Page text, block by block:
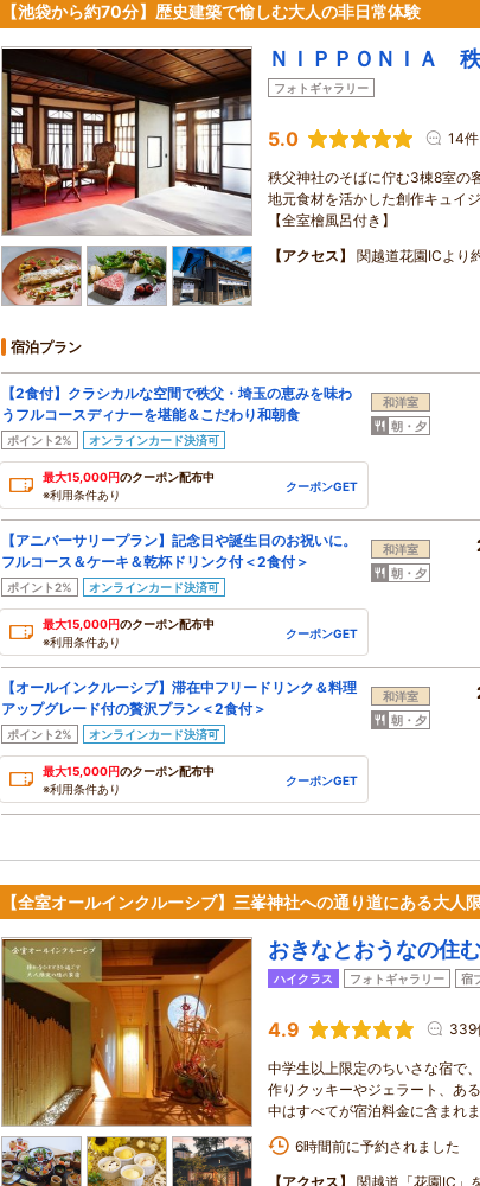
【池袋から約70分】歴史建築で愉しむ大人の非日常体験
ＮＩＰＰＯＮＩＡ
フォトギャラリー
5.0 14件
秩父神社のそばに佇む3棟8室の
地元食材を活かした創作キュイ
【全室檜風呂付き】
【アクセス】
関越道花園ICより
宿泊プラン
【2食付】クラシカルな空間で秩父・埼玉の恵みを味わ
うフルコースディナーを堪能＆こだわり和朝食
ポイント2% オンラインカード決済可
最大15,000円のクーポン配布中
※利用条件あり
クーポンGET
和洋室
朝・夕
【アニバーサリープラン】記念日や誕生日のお祝いに。
フルコース＆ケーキ＆乾杯ドリンク付＜2食付＞
ポイント2% オンラインカード決済可
最大15,000円のクーポン配布中
※利用条件あり
クーポンGET
和洋室
朝・夕
【オールインクルーシブ】滞在中フリードリンク＆料理
アップグレード付の贅沢プラン＜2食付＞
ポイント2% オンラインカード決済可
最大15,000円のクーポン配布中
※利用条件あり
クーポンGET
和洋室
朝・夕
【全室オールインクルーシブ】三峯神社への通り道にある大人
おきなとおうなの住
ハイクラス フォトギャラリー 宿
4.9 339
中学生以上限定のちいさな宿で
作りクッキーやジェラート、あ
中はすべてが宿泊料金に含まれま
6時間前に予約されました
【アクセス】
関越道「花園IC」